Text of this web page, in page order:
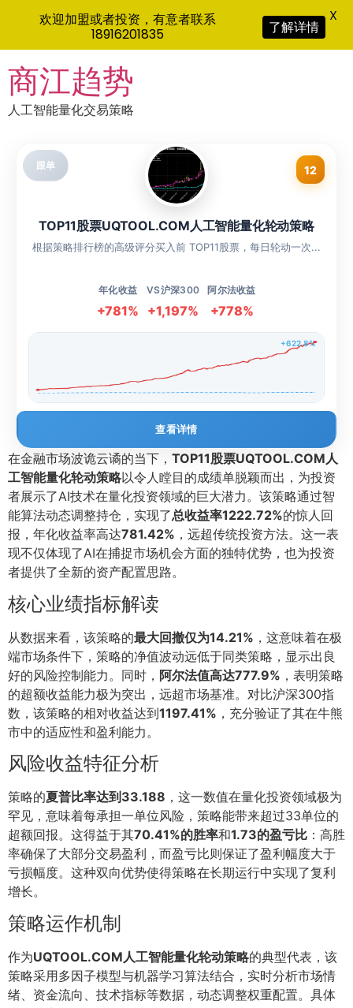
to
content
商江趋势
人工智能量化交易策略
跟单 12
TOP11股票UQTOOL.COM人工智能量化轮动策略
根据策略排行榜的高级评分买入前 TOP11股票，每日轮动一次...
年化收益
+781%
VS沪深300
+1,197%
阿尔法收益
+778%
+622.8%
查看详情
在金融市场波诡云谲的当下， TOP11股票UQTOOL.COM人
工智能量化轮动策略以令人瞠目的成绩单脱颖而出，为投资
者展示了AI技术在量化投资领域的巨大潜力。该策略通过智
能算法动态调整持仓，实现了总收益率1222.72%的惊人回
报，年化收益率高达781.42% ，远超传统投资方法。这一表
现不仅体现了AI在捕捉市场机会方面的独特优势，也为投资
者提供了全新的资产配置思路。
核心业绩指标解读
从数据来看，该策略的最大回撤仅为14.21% ，这意味着在极
端市场条件下，策略的净值波动远低于同类策略，显示出良
好的风险控制能力。同时， 阿尔法值高达777.9% ，表明策略
的超额收益能力极为突出，远超市场基准。对比沪深300指
数，该策略的相对收益达到1197.41% ，充分验证了其在牛熊
市中的适应性和盈利能力。
风险收益特征分析
策略的夏普比率达到33.188 ，这一数值在量化投资领域极为
罕见，意味着每承担一单位风险，策略能带来超过33单位的
超额回报。这得益于其70.41%的胜率和1.73的盈亏比 ：高胜
率确保了大部分交易盈利，而盈亏比则保证了盈利幅度大于
亏损幅度。这种双向优势使得策略在长期运行中实现了复利
增长。
策略运作机制
作为UQTOOL.COM人工智能量化轮动策略的典型代表，该
策略采用多因子模型与机器学习算法结合，实时分析市场情
绪、资金流向、技术指标等数据，动态调整权重配置。具体
欢迎加盟或者投资，有意者联系
18916201835
了解详情
X